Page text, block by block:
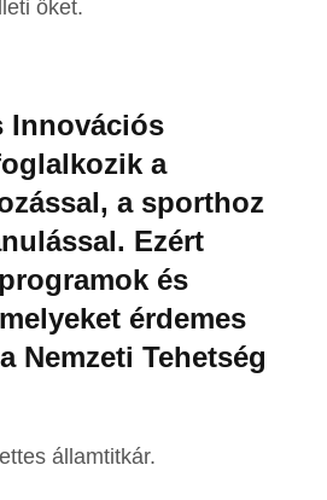
őket.
Innovációs
a
a sporthoz
Ezért
és
érdemes
Nemzeti Tehetség
államtitkár.